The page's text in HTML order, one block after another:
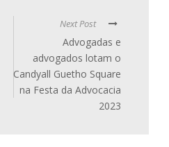
Next Post
Advogadas e
advogados lotam o
Candyall Guetho Square
na Festa da Advocacia
2023